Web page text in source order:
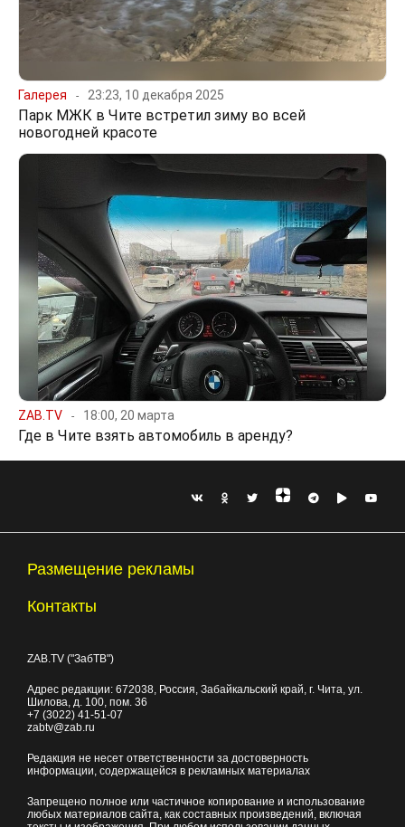
Галерея 23:23, 10 декабря 2025
Парк МЖК в Чите встретил зиму во всей
новогодней красоте
ZAB.TV 18:00, 20 марта
Где в Чите взять автомобиль в аренду?
Размещение рекламы
Контакты
ZAB.TV ("ЗабТВ")
Адрес редакции: 672038, Россия, Забайкальский край, г. Чита, ул.
Шилова, д. 100, пом. 36
+7 (3022) 41-51-07
zabtv@zab.ru
Редакция не несет ответственности за достоверность
информации, содержащейся в рекламных материалах
Запрещено полное или частичное копирование и использование
любых материалов сайта, как составных произведений, включая